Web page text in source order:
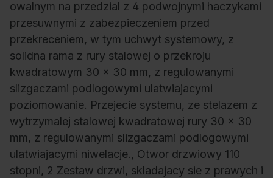
owalnym na przedzial z 4 podwojnymi haczykami
przesuwnymi z zabezpieczeniem przed
przekreceniem, w tym uchwyt systemowy, z
solidna rama z rury stalowej o przekroju
kwadratowym 30 x 30 mm, z regulowanymi
slizgaczami podlogowymi ulatwiajacymi
poziomowanie. Przejecie systemu, ze stelazem z
wytrzymalej stalowej kwadratowej rury 30 x 30
mm, z regulowanymi slizgaczami podlogowymi
ulatwiajacymi niwelacje., Otwor drzwiowy 110
stopni, 2 Zestaw drzwi, skladajacy sie z prawych i